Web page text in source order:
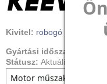
fő darabokra él a garncia
márkakereskedés így a
minden kérdésben
szerviz kérdésekben is
robogóhoz alkatrész
Kivitel: robogó
Gyártási időszak:
Státusz: Aktuális, gyártás
Motor műszaki adatok